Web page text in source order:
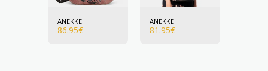
ANEKKE
86.95€
ANEKKE
81.95€